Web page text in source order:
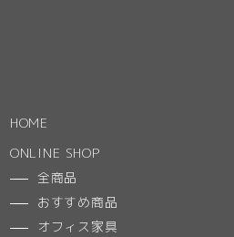
HOME
ONLINE SHOP
全商品
おすすめ商品
オフィス家具